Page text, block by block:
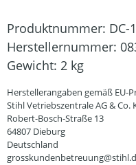
Produktnummer: DC-
Herstellernummer:
Gewicht: 2 kg
Herstellerangaben gemäß EU-
Stihl Vetriebszentrale AG & Co.
Robert-Bosch-Straße 13
64807 Dieburg
Deutschland